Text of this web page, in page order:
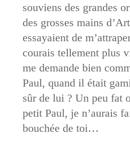
souviens des grandes
des grosses mains
essayaient de
courais tellement plus
me demande bien
Paul, quand il était
sûr de lui ? Un peu fat
petit Paul, je n’aurais
bouchée de toi…